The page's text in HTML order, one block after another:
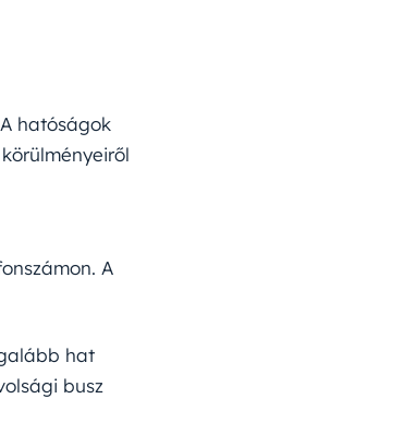
hatóságok
A
hat
busz